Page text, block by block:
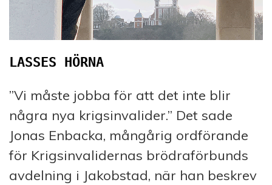
LASSES HÖRNA
”Vi måste jobba för att det inte blir
några nya krigsinvalider.” Det sade
Jonas Enbacka, mångårig ordförande
för Krigsinvalidernas brödraförbunds
avdelning i Jakobstad, när han beskrev